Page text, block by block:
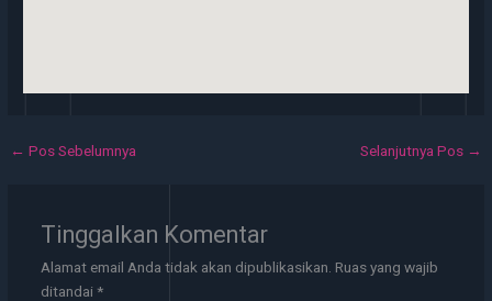
← Pos Sebelumnya Selanjutnya Pos →
Tinggalkan Komentar
Alamat email Anda tidak akan dipublikasikan. Ruas yang wajib
ditandai *